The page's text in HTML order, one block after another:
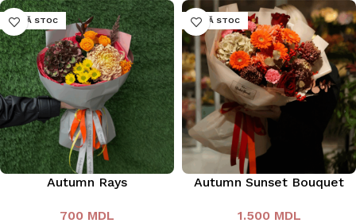
LIPSĂ STOC
Autumn Rays
700 MDL
LIPSĂ STOC
Autumn Sunset Bouquet
1.500 MDL